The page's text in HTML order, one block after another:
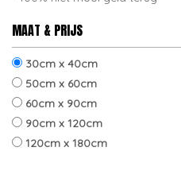
MAAT & PRIJS
30cm x 40cm
50cm x 60cm
60cm x 90cm
90cm x 120cm
120cm x 180cm